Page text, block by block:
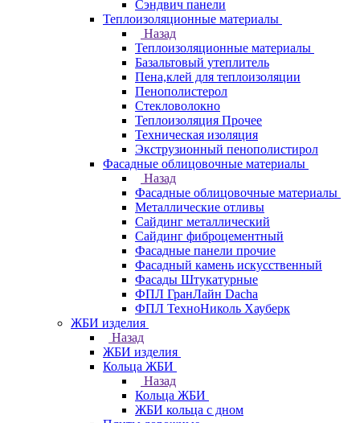
Сэндвич панели
Теплоизоляционные материалы
Назад
Теплоизоляционные материалы
Базальтовый утеплитель
Пена,клей для теплоизоляции
Пенополистерол
Стекловолокно
Теплоизоляция Прочее
Техническая изоляция
Экструзионный пенополистирол
Фасадные облицовочные материалы
Назад
Фасадные облицовочные материалы
Металлические отливы
Сайдинг металлический
Сайдинг фиброцементный
Фасадные панели прочие
Фасадный камень искусственный
Фасады Штукатурные
ФПЛ ГранЛайн Dacha
ФПЛ ТехноНиколь Хауберк
ЖБИ изделия
Назад
ЖБИ изделия
Кольца ЖБИ
Назад
Кольца ЖБИ
ЖБИ кольца с дном